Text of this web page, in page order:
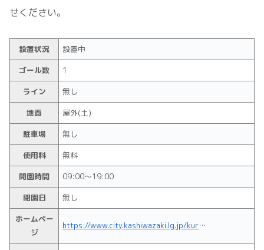
せください。
設置状況
設置中
ゴール数
1
ライン
無し
地面
屋外(土)
駐車場
無し
使用料
無料
開園時間
09:00～19:00
閉園日
無し
ホームペー
ジ
https://www.city.kashiwazaki.lg.jp/kurashi_tetsuzuki/kankyo_pet/koen/1/10253.html